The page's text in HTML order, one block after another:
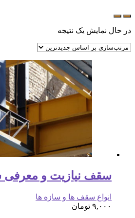
در حال نمایش یک نتیجه
سقف نیازیت و معرفی سه
انواع سقف ها و سازه ها
۹,۰۰۰ تومان